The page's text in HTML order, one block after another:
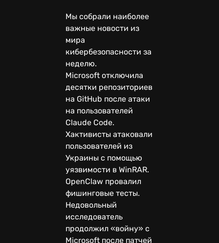
Мы собрали наиболее
важные новости из
мира
кибербезопасности за
неделю.
Microsoft отключила
десятки репозиториев
на GitHub после атаки
на пользователей
Claude Code.
Хактивисты атаковали
пользователей из
Украины с помощью
уязвимости в WinRAR.
OpenClaw провалил
фишинговые тесты.
Недовольный
исследователь
продолжил «войну» с
Microsoft после патчей